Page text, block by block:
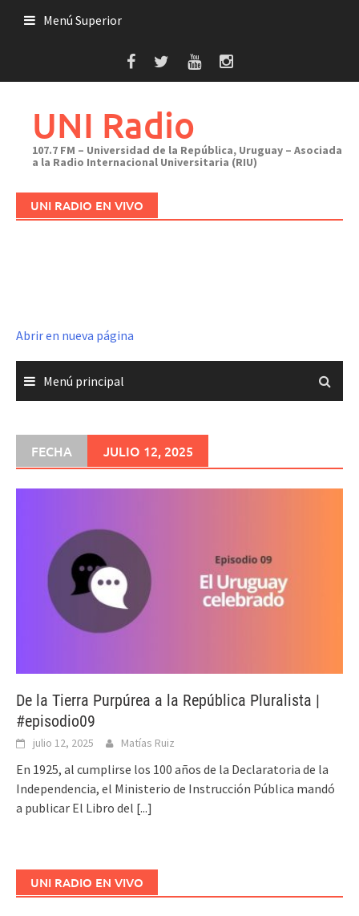
Menú Superior
UNI Radio
107.7 FM – Universidad de la República, Uruguay – Asociada
a la Radio Internacional Universitaria (RIU)
UNI RADIO EN VIVO
Abrir en nueva página
Menú principal
FECHA JULIO 12, 2025
De la Tierra Purpúrea a la República Pluralista |
#episodio09
julio 12, 2025 Matías Ruiz
En 1925, al cumplirse los 100 años de la Declaratoria de la
Independencia, el Ministerio de Instrucción Pública mandó
a publicar El Libro del [...]
UNI RADIO EN VIVO